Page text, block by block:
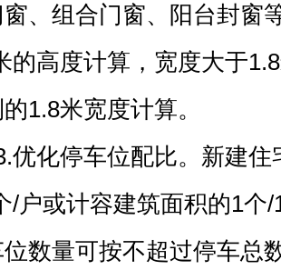
、组合门窗、阳台封窗
的高度计算，宽度大于
1.8米宽度计算。
优化停车位配比。新建
/户或计容建筑面积的1个
数量可按不超过停车总